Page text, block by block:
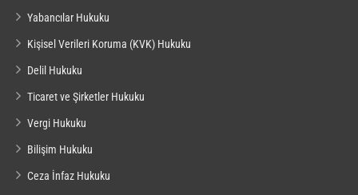
Yabancılar Hukuku
Kişisel Verileri Koruma (KVK) Hukuku
Delil Hukuku
Ticaret ve Şirketler Hukuku
Vergi Hukuku
Bilişim Hukuku
Ceza İnfaz Hukuku